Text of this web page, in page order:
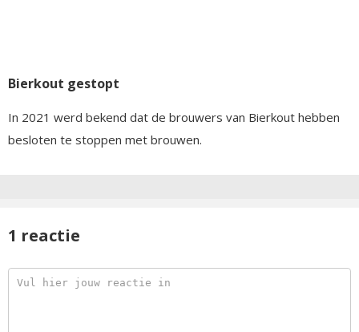
Bierkout gestopt
In 2021 werd bekend dat de brouwers van Bierkout hebben
besloten te stoppen met brouwen.
1 reactie